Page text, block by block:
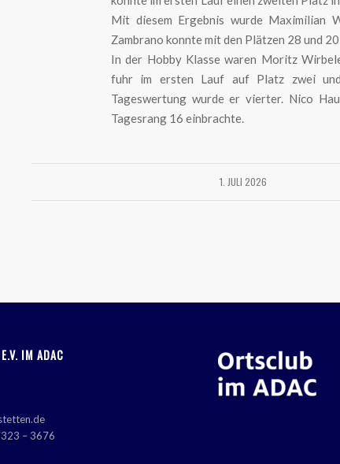
Mit diesem Ergebnis wurde Maximilian
Zambrano konnte mit den Plätzen 28 und
In der Hobby Klasse waren Moritz
fuhr im ersten Lauf auf Platz zwei
Tageswertung wurde er vierter. Nico
Tagesrang 16 einbrachte.
1. JULI 2026
IM ADAC
– 3676